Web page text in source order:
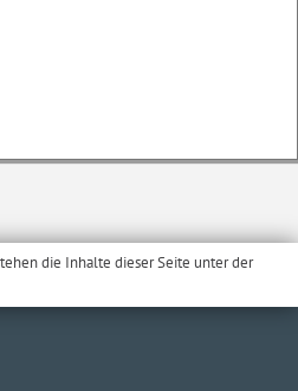
die Inhalte dieser Seite unter der